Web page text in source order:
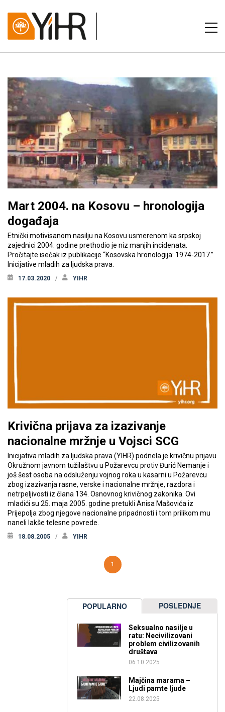
Mart 2004. na Kosovu – hronologija
događaja
Etnički motivisanom nasilju na Kosovu usmerenom ka srpskoj
zajednici 2004. godine prethodio je niz manjih incidenata.
Pročitajte isečak iz publikacije “Kosovska hronologija: 1974-2017.”
Inicijative mladih za ljudska prava.
17.03.2020 YIHR
Krivična prijava za izazivanje
nacionalne mržnje u Vojsci SCG
Inicijativa mladih za ljudska prava (YIHR) podnela je krivičnu prijavu
Okružnom javnom tužilaštvu u Požarevcu protiv Đurić Nemanje i
još šest osoba na odsluženju vojnog roka u kasarni u Požarevcu
zbog izazivanja rasne, verske i nacionalne mržnje, razdora i
netrpeljivosti iz člana 134. Osnovnog krivičnog zakonika. Ovi
mladići su 25. maja 2005. godine pretukli Anisa Mašovića iz
Prijepolja zbog njegove nacionalne pripadnosti i tom prilikom mu
naneli lakše telesne povrede.
18.08.2005 YIHR
1
POPULARNO POSLEDNJE
Seksualno nasilje u
ratu: Necivilizovani
problem civilizovanih
društava
06.10.2025
Majčina marama –
Ljudi pamte ljude
22.08.2025